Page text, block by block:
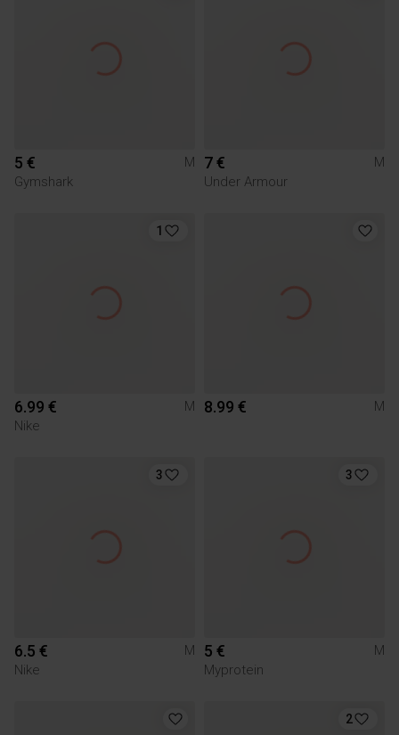
5 €
M
Gymshark
7 €
M
Under Armour
1
6.99 €
M
Nike
8.99 € M
3
6.5 €
M
Nike
3
5 €
M
Myprotein
2